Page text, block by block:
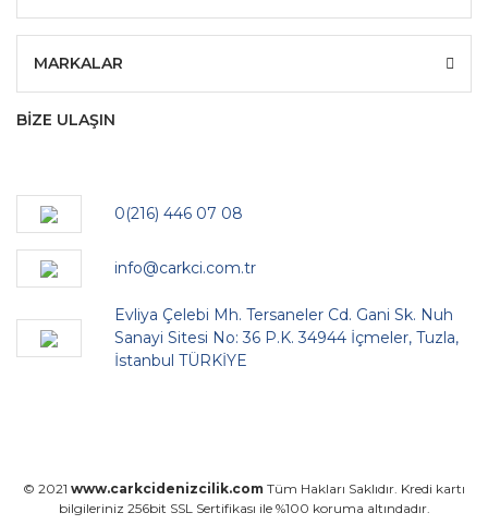
MARKALAR
BİZE ULAŞIN
0(216) 446 07 08
info@carkci.com.tr
Evliya Çelebi Mh. Tersaneler Cd. Gani Sk. Nuh
Sanayi Sitesi No: 36 P.K. 34944 İçmeler, Tuzla,
İstanbul TÜRKİYE
© 2021 www.carkcidenizcilik.com Tüm Hakları Saklıdır. Kredi kartı
bilgileriniz 256bit SSL Sertifikası ile %100 koruma altındadır.